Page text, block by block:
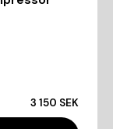
3 150 SEK